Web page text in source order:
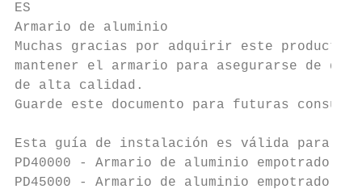
ES
Armario de aluminio
Muchas gracias por adquirir este
mantener el armario para asegurarse de
de alta calidad.
Guarde este documento para futuras
Esta guía de instalación es válida para
PD40000 - Armario de aluminio empotrado
PD45000 - Armario de aluminio empotrado